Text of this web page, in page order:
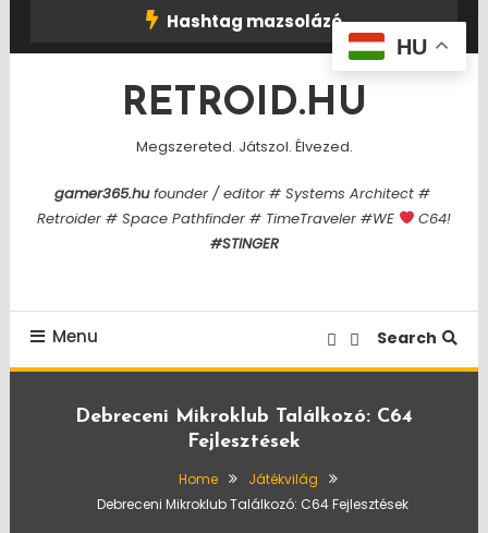
Hashtag mazsolázó
RETROID.HU
Megszereted. Játszol. Élvezed.
gamer365.hufounder / editor # Systems Architect #
Retroider # Space Pathfinder # TimeTraveler #WE
C64!
#STINGER
Menu Search
Debreceni Mikroklub Találkozó: C64
Fejlesztések
Home
Játékvilág
Debreceni Mikroklub Találkozó: C64 Fejlesztések
HU